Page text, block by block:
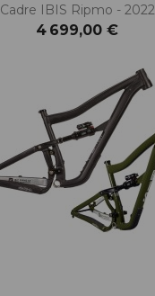
Cadre IBIS Ripmo - 2022
4 699,00 €